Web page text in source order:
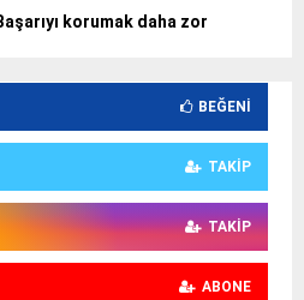
korumak daha zor
BEĞENI
TAKIP
TAKIP
ABONE